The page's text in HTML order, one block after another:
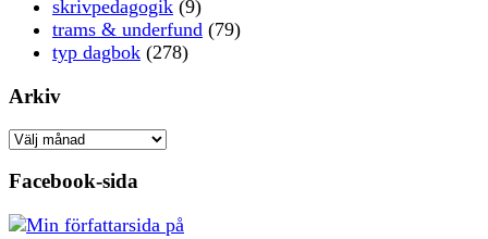
skrivpedagogik (9)
trams & underfund (79)
typ dagbok (278)
Arkiv
Arkiv
Facebook-sida